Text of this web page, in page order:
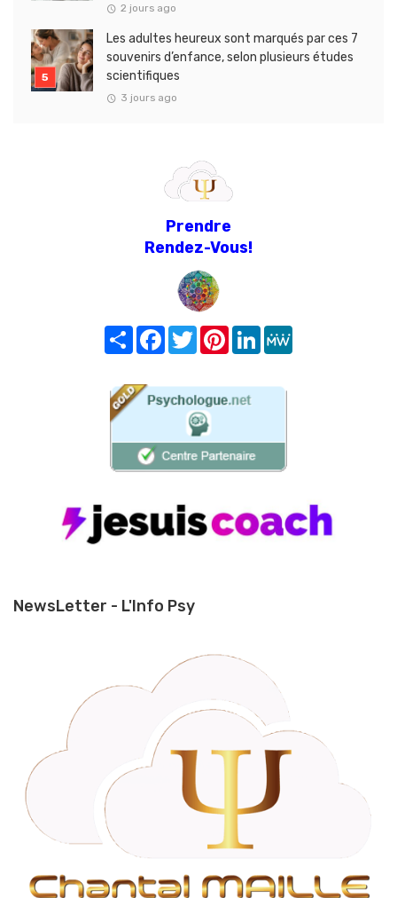
2 jours ago
Les adultes heureux sont marqués par ces 7
souvenirs d’enfance, selon plusieurs études
scientifiques
3 jours ago
Prendre
Rendez-Vous!
Share FacebookTwitterPinterest
LinkedIn
NewsLetter - L'Info Psy